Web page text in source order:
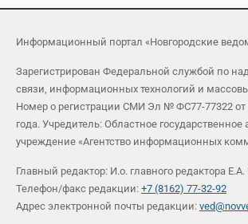
Информационный портал «Новгородские
Зарегистрирован Федеральной службой по
связи, информационных технологий и
Номер о регистрации СМИ Эл № ФС77-77322 от
года. Учредитель: Областное государственное
учреждение «Агентство информационных
Главный редактор: И.о. главного редактора
Телефон/факс редакции: +7 (8162) 77-32-92
Адрес электронной почты редакции: